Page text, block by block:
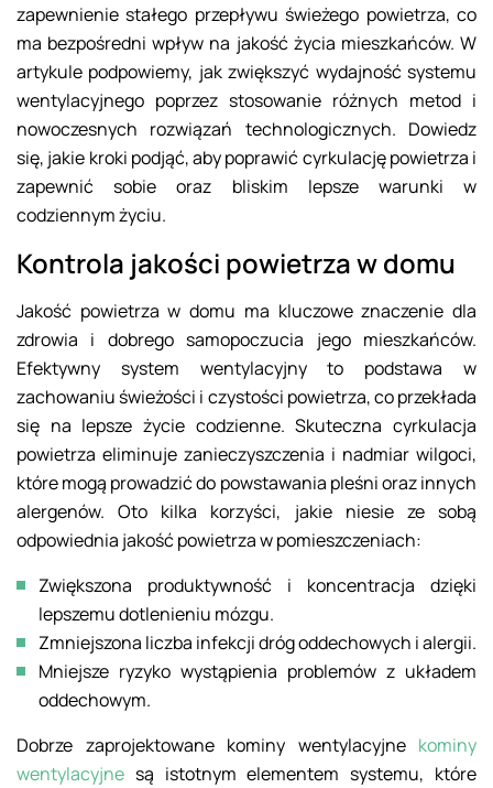
zapewnienie stałego przepływu świeżego powietrza, co
ma bezpośredni wpływ na jakość życia mieszkańców. W
artykule podpowiemy, jak zwiększyć wydajność systemu
wentylacyjnego poprzez stosowanie różnych metod i
nowoczesnych rozwiązań technologicznych. Dowiedz
się, jakie kroki podjąć, aby poprawić cyrkulację powietrza i
zapewnić sobie oraz bliskim lepsze warunki w
codziennym życiu.
Kontrola jakości powietrza w domu
Jakość powietrza w domu ma kluczowe znaczenie dla
zdrowia i dobrego samopoczucia jego mieszkańców.
Efektywny system wentylacyjny to podstawa w
zachowaniu świeżości i czystości powietrza, co przekłada
się na lepsze życie codzienne. Skuteczna cyrkulacja
powietrza eliminuje zanieczyszczenia i nadmiar wilgoci,
które mogą prowadzić do powstawania pleśni oraz innych
alergenów. Oto kilka korzyści, jakie niesie ze sobą
odpowiednia jakość powietrza w pomieszczeniach:
Zwiększona produktywność i koncentracja dzięki
lepszemu dotlenieniu mózgu.
Zmniejszona liczba infekcji dróg oddechowych i alergii.
Mniejsze ryzyko wystąpienia problemów z układem
oddechowym.
Dobrze zaprojektowane kominy wentylacyjne kominy
wentylacyjne są istotnym elementem systemu, które